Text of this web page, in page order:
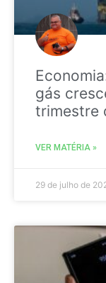
gás
trimestre
VER MATÉRIA »
29 de julho de